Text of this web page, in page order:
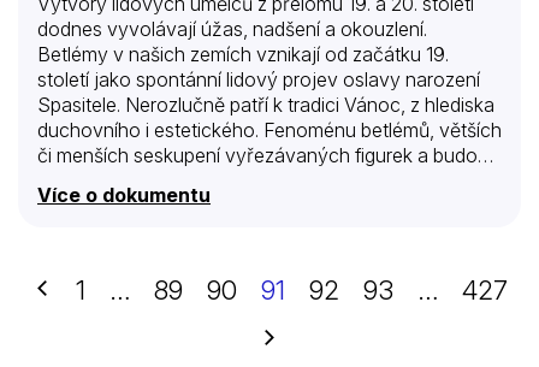
dodnes vyvolávají úžas, nadšení a okouzlení.
Betlémy v našich zemích vznikají od začátku 19.
století jako spontánní lidový projev oslavy narození
Spasitele. Nerozlučně patří k tradici Vánoc, z hlediska
duchovního i estetického. Fenoménu betlémů, větších
či menších seskupení vyřezávaných figurek a budov
dokument režisér Petr Kaňka. Spolu s kameramanem
nejznámějších českých mechanických betlémů – v
Jilemnici, Třebechovicích pod Orebem, Jindřichově
Hradci a Sušici – které vznikly na přelomu 19. a 20.
Více o dokumentu
Předchozí
1 … 89 90 91 92 93 …
427
Další